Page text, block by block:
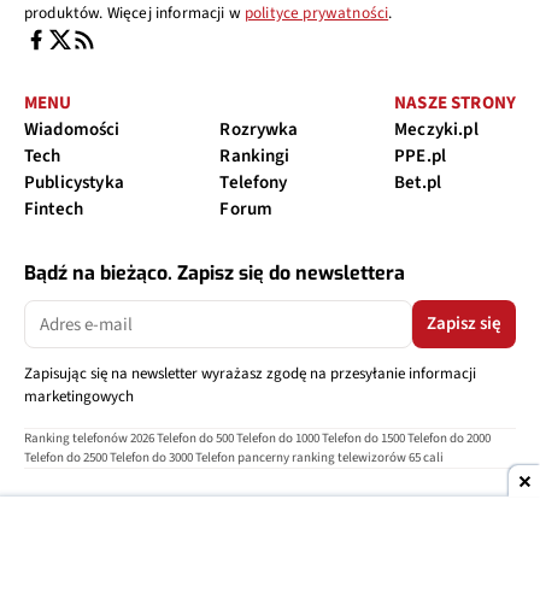
produktów. Więcej informacji w polityce prywatności.
MENU
Wiadomości
Tech
Publicystyka
Fintech
Rozrywka
Rankingi
Telefony
Forum
NASZE STRONY
Meczyki.pl
PPE.pl
Bet.pl
Bądź na bieżąco. Zapisz się do newslettera
Zapisz się
Zapisując się na newsletter wyrażasz zgodę na przesyłanie informacji
marketingowych
Ranking telefonów 2026Telefon do 500Telefon do 1000Telefon do 1500Telefon do 2000
Telefon do 2500Telefon do 3000Telefon pancerny ranking telewizorów 65 cali